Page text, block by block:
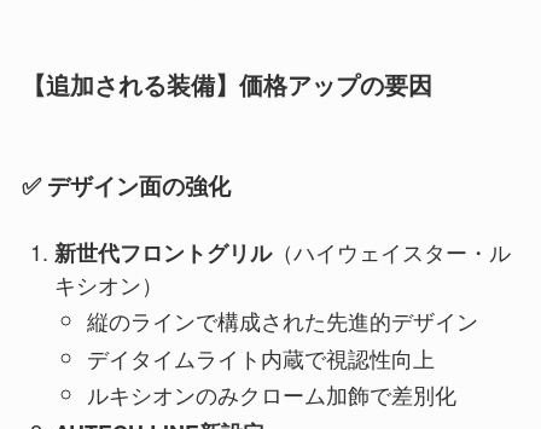
【追加される装備】価格アップの要因
✅ デザイン面の強化
新世代フロントグリル（ハイウェイスター・ル
キシオン）
縦のラインで構成された先進的デザイン
デイタイムライト内蔵で視認性向上
ルキシオンのみクローム加飾で差別化